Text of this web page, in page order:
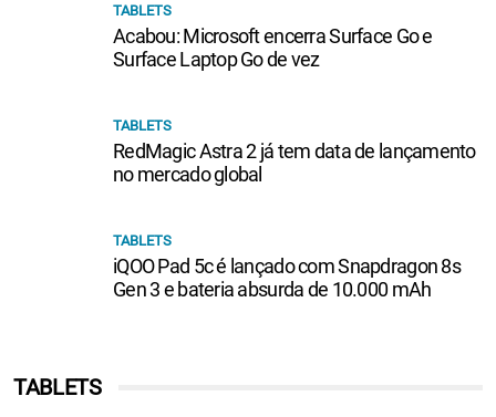
TABLETS
TABLETS
Acabou: Microsoft encerra Surface Go e
Surface Laptop Go de vez
TABLETS
RedMagic Astra 2 já tem data de lançamento
no mercado global
TABLETS
iQOO Pad 5c é lançado com Snapdragon 8s
Gen 3 e bateria absurda de 10.000 mAh